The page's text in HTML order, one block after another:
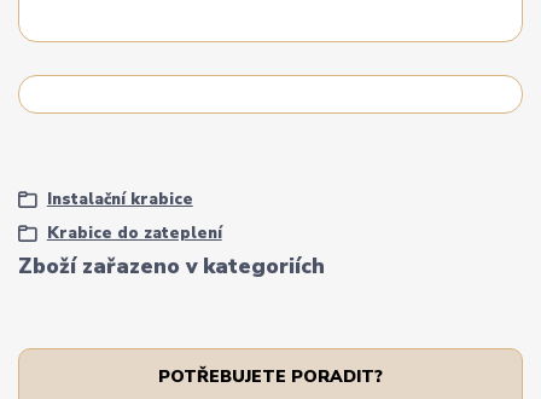
Zboží zařazeno v kategoriích
Instalační krabice
Krabice do zateplení
POTŘEBUJETE PORADIT?